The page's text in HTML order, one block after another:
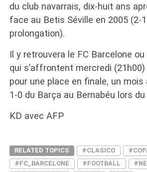
du club navarrais, dix-huit ans
face au Betis Séville en 2005 (2-
prolongation).
Il y retrouvera le FC Barcelone
qui s’affrontent mercredi
pour une place en finale, un
1-0 du Barça au Bernabéu lors
KD avec AFP
RELATED TOPICS #CLASICO
#FC_BARCELONE
#FOOTBALL